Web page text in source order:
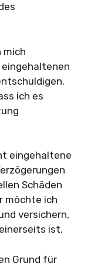
mich
ich es
eingehaltene
Schäden
möchte ich
versichern,
ist.
Grund für